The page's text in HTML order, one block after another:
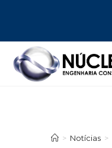
> Notícias >